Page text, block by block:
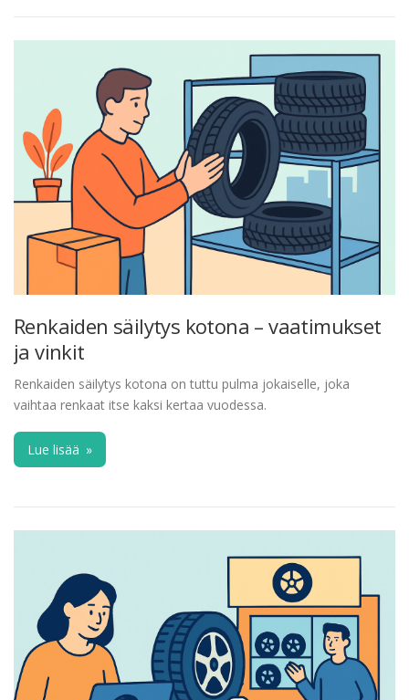
Renkaiden säilytys kotona – vaatimukset
ja vinkit
Renkaiden säilytys kotona on tuttu pulma jokaiselle, joka
vaihtaa renkaat itse kaksi kertaa vuodessa.
Lue lisää »